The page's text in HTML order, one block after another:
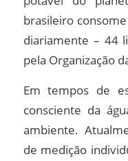
brasileiro
diariamente – 44
pela Organização
Em tempos de
consciente da
ambiente.
de medição